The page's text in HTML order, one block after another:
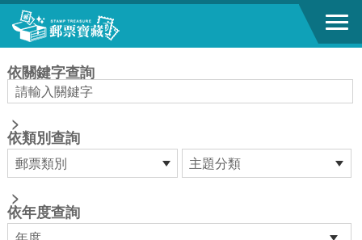
跳到主要內容區塊
依關鍵字查詢
>
依類別查詢
>
依年度查詢